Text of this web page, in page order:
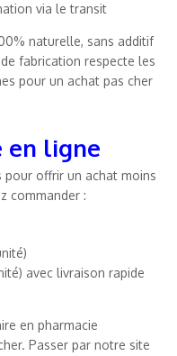
via le transit
naturelle, sans additif
fabrication respecte les
pour un achat pas cher
en ligne
pour offrir un achat moins
commander :
avec livraison rapide
en pharmacie
Passer par notre site